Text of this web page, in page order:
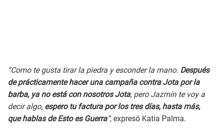
“Como te gusta tirar la piedra y esconder la mano. Después
de prácticamente hacer una campaña contra Jota por la
barba, ya no está con nosotros Jota, pero Jazmín te voy a
decir algo, espero tu factura por los tres días, hasta más,
que hablas de Esto es Guerra”, expresó Katia Palma.